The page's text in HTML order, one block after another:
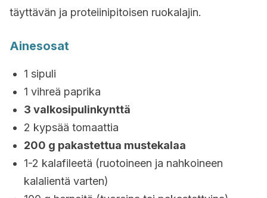
täyttävän ja proteiinipitoisen ruokalajin.
Ainesosat
1 sipuli
1 vihreä paprika
3 valkosipulinkynttä
2 kypsää tomaattia
200 g pakastettua mustekalaa
1-2 kalafileetä (ruotoineen ja nahkoineen
kalalientä varten)